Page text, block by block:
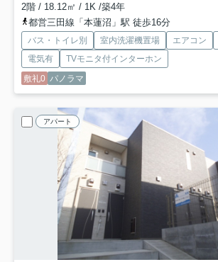
2階 / 18.12㎡ / 1K /築4年
都営三田線「本蓮沼」駅 徒歩16分
バス・トイレ別 室内洗濯機置場 エアコン
電気有
TVモニタ付インターホン
敷礼0 パノラマ
アパート